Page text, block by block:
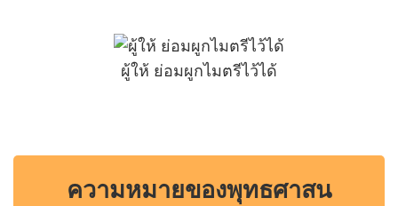
ผู้ให้ ย่อมผูกไมตรีไว้ได้
ความหมายของพุทธศาสน